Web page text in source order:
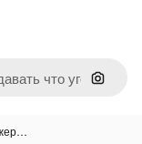
Поиск